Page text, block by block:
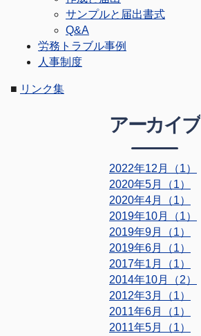
サンプルと届出書式
Q&A
労務トラブル事例
人事制度
■ リンク集
アーカイブ
2022年12月（1）
2020年5月（1）
2020年4月（1）
2019年10月（1）
2019年9月（1）
2019年6月（1）
2017年1月（1）
2014年10月（2）
2012年3月（1）
2011年6月（1）
2011年5月（1）